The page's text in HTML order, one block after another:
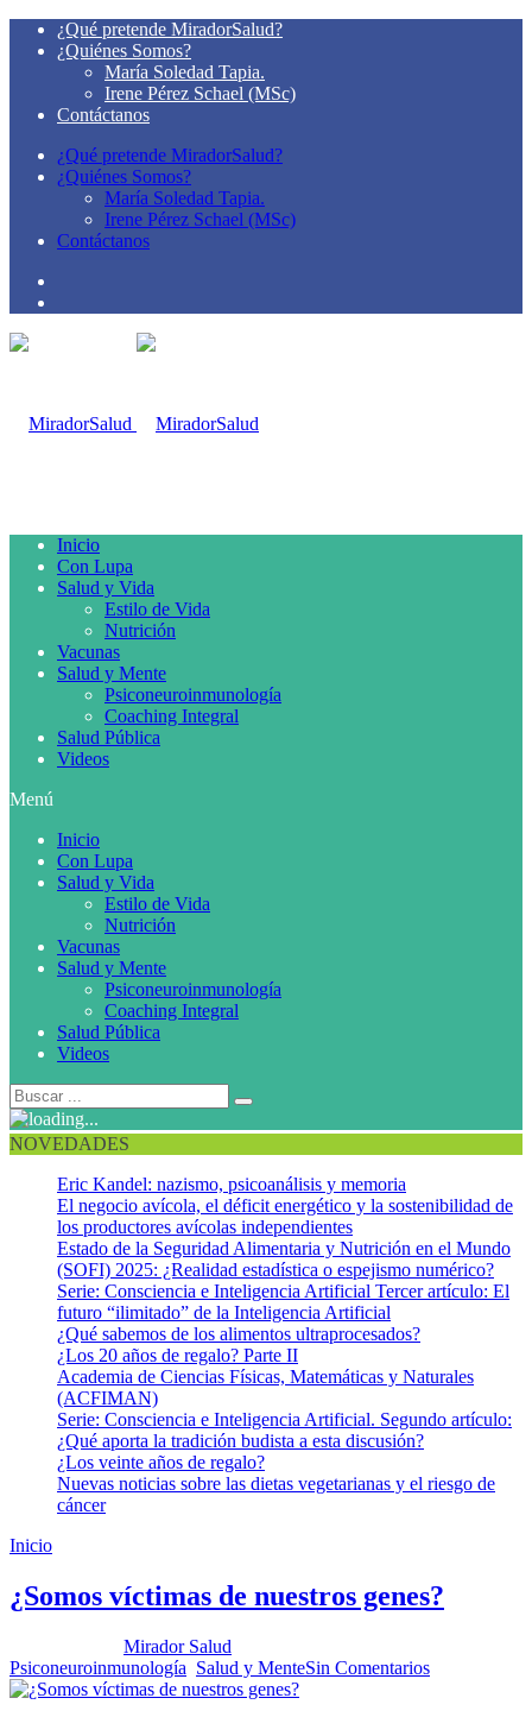
¿Qué pretende MiradorSalud?
¿Quiénes Somos?
María Soledad Tapia.
Irene Pérez Schael (MSc)
Contáctanos
¿Qué pretende MiradorSalud?
¿Quiénes Somos?
María Soledad Tapia.
Irene Pérez Schael (MSc)
Contáctanos
Inicio
Con Lupa
Salud y Vida
Estilo de Vida
Nutrición
Vacunas
Salud y Mente
Psiconeuroinmunología
Coaching Integral
Salud Pública
Videos
Menú
Inicio
Con Lupa
Salud y Vida
Estilo de Vida
Nutrición
Vacunas
Salud y Mente
Psiconeuroinmunología
Coaching Integral
Salud Pública
Videos
NOVEDADES
Eric Kandel: nazismo, psicoanálisis y memoria
El negocio avícola, el déficit energético y la sostenibilidad de
los productores avícolas independientes
Estado de la Seguridad Alimentaria y Nutrición en el Mundo
(SOFI) 2025: ¿Realidad estadística o espejismo numérico?
Serie: Consciencia e Inteligencia Artificial Tercer artículo: El
futuro “ilimitado” de la Inteligencia Artificial
¿Qué sabemos de los alimentos ultraprocesados?
¿Los 20 años de regalo? Parte II
Academia de Ciencias Físicas, Matemáticas y Naturales
(ACFIMAN)
Serie: Consciencia e Inteligencia Artificial. Segundo artículo:
¿Qué aporta la tradición budista a esta discusión?
¿Los veinte años de regalo?
Nuevas noticias sobre las dietas vegetarianas y el riesgo de
cáncer
Inicio
¿Somos víctimas de nuestros genes?
Mirador Salud
Psiconeuroinmunología Salud y MenteSin Comentarios